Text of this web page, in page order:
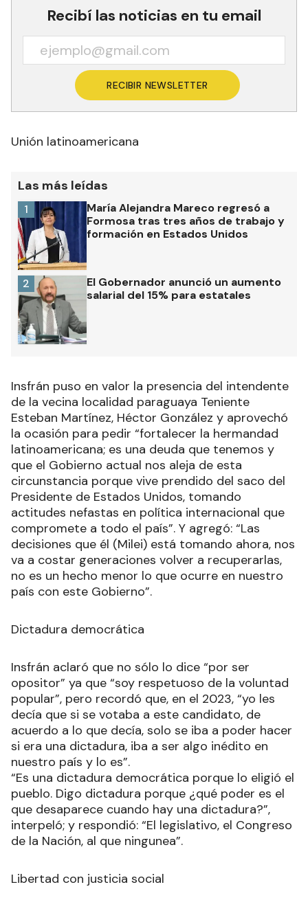
Recibí las noticias en tu email
RECIBIR NEWSLETTER
Unión latinoamericana
Las más leídas
María Alejandra Mareco regresó a
Formosa tras tres años de trabajo y
formación en Estados Unidos
1
El Gobernador anunció un aumento
salarial del 15% para estatales
2
Insfrán puso en valor la presencia del intendente
de la vecina localidad paraguaya Teniente
Esteban Martínez, Héctor González y aprovechó
la ocasión para pedir “fortalecer la hermandad
latinoamericana; es una deuda que tenemos y
que el Gobierno actual nos aleja de esta
circunstancia porque vive prendido del saco del
Presidente de Estados Unidos, tomando
actitudes nefastas en política internacional que
compromete a todo el país”. Y agregó: “Las
decisiones que él (Milei) está tomando ahora, nos
va a costar generaciones volver a recuperarlas,
no es un hecho menor lo que ocurre en nuestro
país con este Gobierno”.
Dictadura democrática
Insfrán aclaró que no sólo lo dice “por ser
opositor” ya que “soy respetuoso de la voluntad
popular”, pero recordó que, en el 2023, “yo les
decía que si se votaba a este candidato, de
acuerdo a lo que decía, solo se iba a poder hacer
si era una dictadura, iba a ser algo inédito en
nuestro país y lo es”.
“Es una dictadura democrática porque lo eligió el
pueblo. Digo dictadura porque ¿qué poder es el
que desaparece cuando hay una dictadura?”,
interpeló; y respondió: “El legislativo, el Congreso
de la Nación, al que ningunea”.
Libertad con justicia social